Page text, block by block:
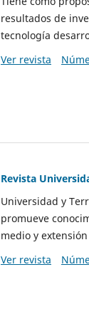
resultados de
tecnología
Ver revista
Revista
Universidad y
promueve
medio y
Ver revista